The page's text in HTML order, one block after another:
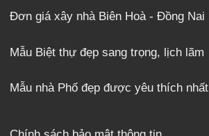
Đơn giá xây nhà Biên Hoà - Đồng Nai
Mẫu Biệt thự đẹp sang trọng, lịch lãm
Mẫu nhà Phố đẹp được yêu thích nhất